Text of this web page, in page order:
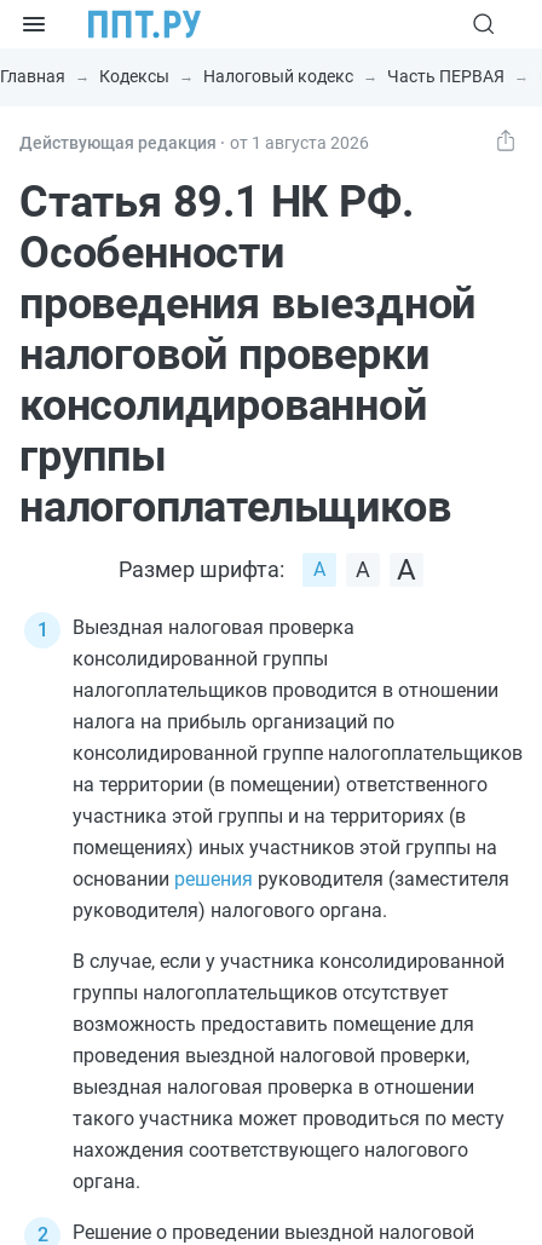
Главная Кодексы Налоговый кодекс Часть ПЕРВАЯ
Действующая редакция ⸱ от 1 августа 2026
Статья 89.1 НК РФ.
Особенности
проведения выездной
налоговой проверки
консолидированной
группы
налогоплательщиков
Размер шрифта:
Выездная налоговая проверка
консолидированной группы
налогоплательщиков проводится в отношении
налога на прибыль организаций по
консолидированной группе налогоплательщиков
на территории (в помещении) ответственного
участника этой группы и на территориях (в
помещениях) иных участников этой группы на
основании решения руководителя (заместителя
руководителя) налогового органа.
В случае, если у участника консолидированной
группы налогоплательщиков отсутствует
возможность предоставить помещение для
проведения выездной налоговой проверки,
выездная налоговая проверка в отношении
такого участника может проводиться по месту
нахождения соответствующего налогового
органа.
Решение о проведении выездной налоговой